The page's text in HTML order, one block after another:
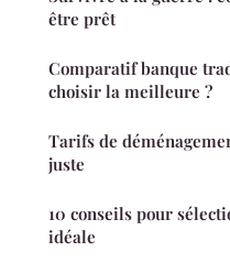
être prêt
Comparatif banque
choisir la meilleure ?
Tarifs de
juste
10 conseils pour
idéale